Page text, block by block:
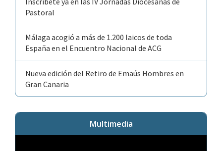
Pastoral
Málaga acogió a más de 1.200 laicos de toda
España en el Encuentro Nacional de ACG
Nueva edición del Retiro de Emaús Hombres en
Gran Canaria
Multimedia